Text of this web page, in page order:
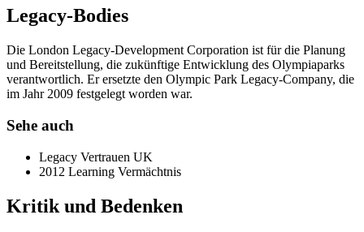
Legacy-Bodies
Die London Legacy-Development Corporation ist für die Planung
und Bereitstellung, die zukünftige Entwicklung des Olympiaparks
verantwortlich. Er ersetzte den Olympic Park Legacy-Company, die
im Jahr 2009 festgelegt worden war.
Sehe auch
Legacy Vertrauen UK
2012 Learning Vermächtnis
Kritik und Bedenken